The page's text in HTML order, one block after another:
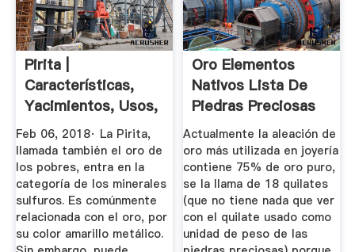
Pirita |
Características,
Yacimientos, Usos,
Propiedades ...
Feb 06, 2018· La Pirita,
llamada también el oro de
los pobres, entra en la
categoría de los minerales
sulfuros. Es comúnmente
relacionada con el oro, por
su color amarillo metálico.
Oro Elementos
Nativos Lista De
Piedras Preciosas
...
Actualmente la aleación de
oro más utilizada en joyería
contiene 75% de oro puro,
se la llama de 18 quilates
(que no tiene nada que ver
con el quilate usado como
unidad de peso de las